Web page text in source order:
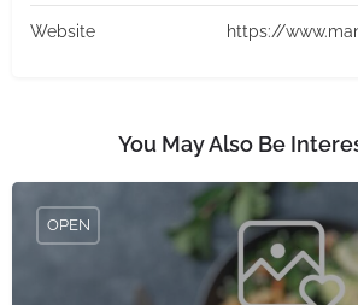
Website https://
You May Also Be
OPEN